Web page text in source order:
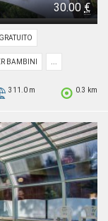
30.00 €
BAMBINI
0.3 km
311.0 m